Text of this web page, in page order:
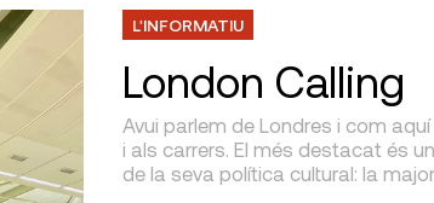
L'INFORMATIU
London Calling
Avui parlem de Londres i com
i als carrers. El més destacat és
de la seva política cultural: la